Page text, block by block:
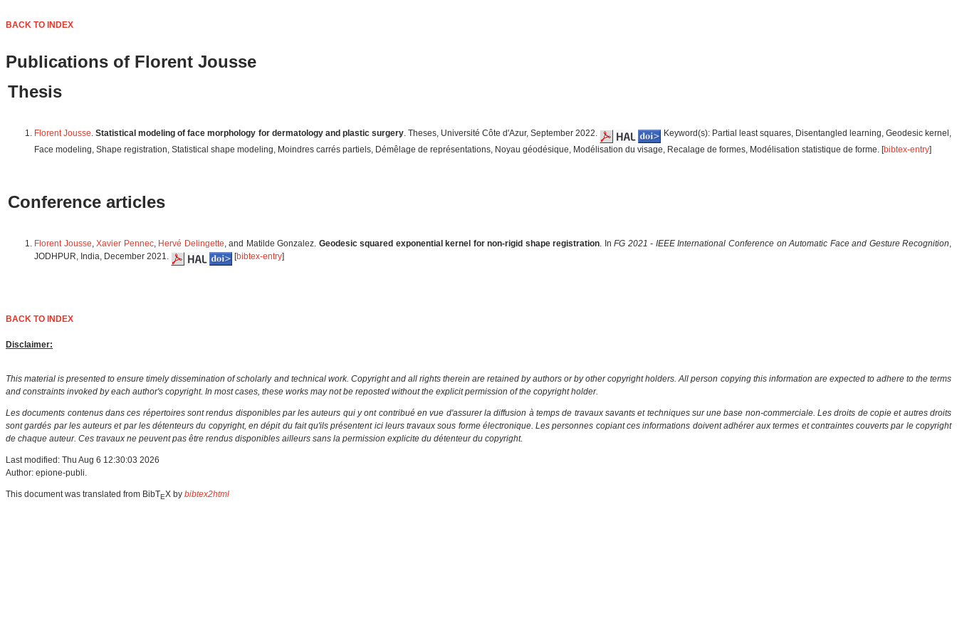
BACK TO INDEX
Publications of Florent Jousse
Thesis
Florent Jousse.Statistical modeling of face morphology for dermatology and plastic surgery. Theses, Université Côte d'Azur, September 2022.
Keyword(s): Partial least squares, Disentangled learning, Geodesic kernel,
Face modeling, Shape registration, Statistical shape modeling, Moindres carrés partiels, Démêlage de représentations, Noyau géodésique, Modélisation du visage, Recalage de formes, Modélisation statistique de forme. [bibtex-entry]
Conference articles
Florent Jousse ,Xavier Pennec, Hervé Delingette , and Matilde Gonzalez. Geodesic squared exponential kernel for non-rigid shape registration . InFG 2021 - IEEE International Conference on Automatic Face and Gesture Recognition
JODHPUR, India, December 2021.
[bibtex-entry]
BACK TO INDEX
Disclaimer:
This material is presented to ensure timely dissemination of scholarly and technical work. Copyright and all rights therein are retained by authors or by other copyright holders. All person copying this information are expected to adhere to the terms
and constraints invoked by each author's copyright. In most cases, these works may not be reposted without the explicit permission of the copyright holder.
Les documents contenus dans ces répertoires sont rendus disponibles par les auteurs qui y ont contribué en vue d'assurer la diffusion à temps de travaux savants et techniques sur une base non-commerciale. Les droits de copie et autres droits
sont gardés par les auteurs et par les détenteurs du copyright, en dépit du fait qu'ils présentent ici leurs travaux sous forme électronique. Les personnes copiant ces informations doivent adhérer aux termes et contraintes couverts par le copyright
de chaque auteur. Ces travaux ne peuvent pas être rendus disponibles ailleurs sans la permission explicite du détenteur du copyright.
Last modified: Thu Aug 6 12:30:03 2026
Author: epione-publi.
This document was translated from BibTEX by bibtex2html